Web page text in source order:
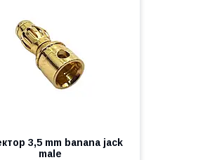
3,5 mm banana jack
male